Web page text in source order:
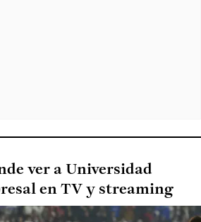
ver a Universidad
en TV y streaming